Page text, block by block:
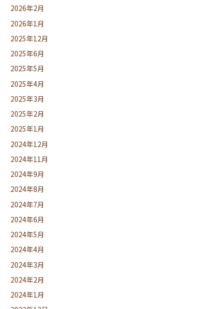
2026年2月
2026年1月
2025年12月
2025年6月
2025年5月
2025年4月
2025年3月
2025年2月
2025年1月
2024年12月
2024年11月
2024年9月
2024年8月
2024年7月
2024年6月
2024年5月
2024年4月
2024年3月
2024年2月
2024年1月